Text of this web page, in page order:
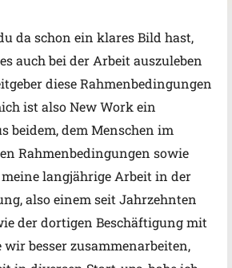
da schon ein klares Bild hast,
auch bei der Arbeit auszuleben
dieseRahmenbedingungen
ist also New Work ein
beidem, dem Menschen im
Rahmenbedingungen sowie
langjährige Arbeit in der
also einem seit Jahrzehnten
der dortigenBeschäftigung mit
besser zusammenarbeiten,